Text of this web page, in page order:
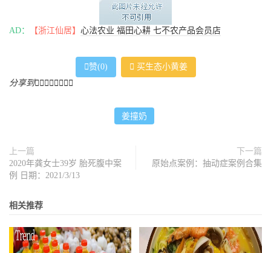
的，并没有凝固。孙俪觉得很多要点都掌握了，却不知道为
什么还是不成功，对此，很多网友也是纷纷留言表示自己做
姜撞奶也老是不成功的。
在这里先跟大家说一下姜撞奶原理：姜汁中含有生姜蛋白
酶，而牛奶中含有丰富的酪蛋白和钙离子，当姜汁遇上牛
今天我们就来复刻娘娘孙俪这道姜撞奶的详细做法。前几次
都以失败告终，但俗话说得好啊，失败是成功之母，经过几
甜品店，在家里也能轻轻松松吃到好吃的姜撞奶。想吃的朋
友，赶紧试一试吧！
同款姜汁撞奶
AD： 【浙江仙居】 心法农业 福田心耕 七不农产品会员店
赞(0)  买生态小黄姜
分享到       
姜撞奶
上一篇
2020年龚女士39岁 胎死腹中案
例 日期：2021/3/13
下一篇
原始点案例：抽动症案例合集
相关推荐